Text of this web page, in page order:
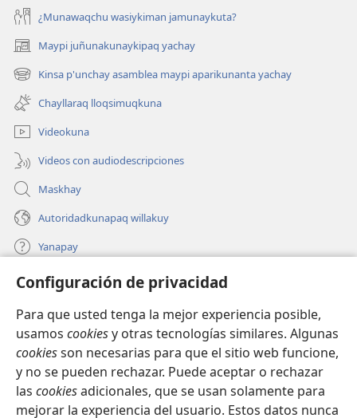
Configuración de privacidad
Para que usted tenga la mejor experiencia posible,
usamos cookiesy otras tecnologías similares. Algunas
cookiesson necesarias para que el sitio web funcione,
y no se pueden rechazar. Puede aceptar o rechazar
las cookiesadicionales, que se usan solamente para
mejorar la experiencia del usuario. Estos datos nunca
¿Munawaqchu wasiykiman jamunaykuta?
Maypi juñunakunaykipaq yachay
(abre
una
nueva
ventana)
Kinsa p'unchay asamblea maypi aparikunanta yachay
(abre
una
nueva
ventana)
Chayllaraq lloqsimuqkuna
Videokuna
Videos con audiodescripciones
Maskhay
Autoridadkunapaq willakuy
Yanapay
Donacionta churanapaq
una
nueva
ventana)
INTERNETPI QELQANCHISKUNA Watchtower™
(abre
una
nueva
ventana)
JW Hub
(abre
una
nueva JW Library ®